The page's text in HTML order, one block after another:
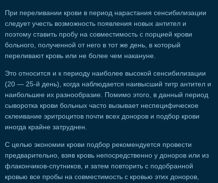
При переливании крови в период нарастания сенсибилизации
следует учесть возможность появления новых антител и
поэтому ставить пробу на совместимость с порцией крови
больного, полученной от него в тот же день, в который
переливают кровь или не более чем накануне.
Это относится и к периоду наиболее высокой сенсибилизации
(20 — 25-й день), когда наблюдается наивысший титр антител и
наибольшее их разнообразие. Помимо этого, в данный период
сыворотка крови больных часто вызывает неспецифическое
склеивание эритроцитов почти всех доноров и подбор крови
иногда крайне затруднен.
С целью экономии крови подбор рекомендуется провести
предварительно, взяв кровь непосредственно у доноров или из
флакончиков-спутников, и затем повторить с подобранной
кровью все пробы на совместимость с кровью этих доноров,